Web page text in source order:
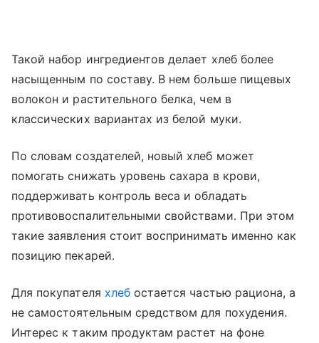
Такой набор ингредиентов делает хлеб более
насыщенным по составу. В нем больше пищевых
волокон и растительного белка, чем в
классических вариантах из белой муки.
По словам создателей, новый хлеб может
помогать снижать уровень сахара в крови,
поддерживать контроль веса и обладать
противовоспалительными свойствами. При этом
такие заявления стоит воспринимать именно как
позицию пекарей.
Для покупателя хлебостается частью рациона, а
не самостоятельным средством для похудения.
Интерес к таким продуктам растет на фоне